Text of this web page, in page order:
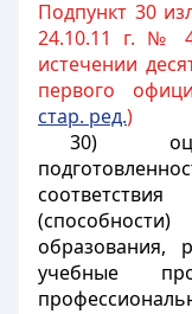
Подпункт 30
24.10.11 г. №
истечении
первого
стар. ред.)
30)
образования,
учебные